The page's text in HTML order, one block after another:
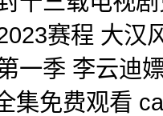
赛程 大汉
一季 李云迪
集免费观看